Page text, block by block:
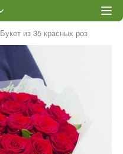
Букет из 35 красных роз